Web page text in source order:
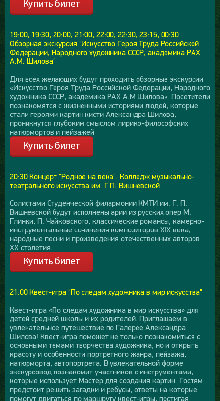
19:00, 19:30, 20:00, 21:00, 22:00, 22:30, 23:15, 00:30
Обзорная экскурсия "Искусство Героя Труда Российской
Федерации, Народного художника СССР, академика РАХ
А.М. Шилова"
Для всех желающих будут проходить обзорные экскурсии
«Искусство Героя Труда Российской Федерации, Народного
художника СССР, академика РАХ А.М Шилова». Посетители
познакомятся с жизненными историями людей, которые
стали героями картин кисти Александра Шилова,
проникнутся глубоким смыслом лирико-философских
натюрмортов и пейзажей
20:30 Концерт "Родное на века". Колледж музыкально-
театрального искусства им. Г.П. Вишневской
Солистами Студенческой филармонии КМТИ им. Г. П.
Вишневской будут исполнены арии из русских опер М.
Глинки, П. Чайковского, классические романсы, камерно-
инструментальные сочинения композиторов XIX века,
народные песни и произведения отечественных авторов
XX столетия.
21:00 Квест-игра "По следам художника в мир искусства"
Квест-игра «По следам художника в мир искусства» для
детей средней школы и их родителей. Приглашаем в
увлекательное путешествие по Галерее Александра
Шилова! Квест-игра поможет не только познакомиться с
основными темами творчества художника, но и открыть
красоту и особенности портретного жанра, пейзажа,
натюрморта, автопортрета. В увлекательной форме
экскурсовод познакомит участников с инструментами,
которые использует Мастер для создания картин. Гостям
предстоит решить загадки и ребусы, ответы на которые
помогут двигаться по маршруту квест-игры, постигая